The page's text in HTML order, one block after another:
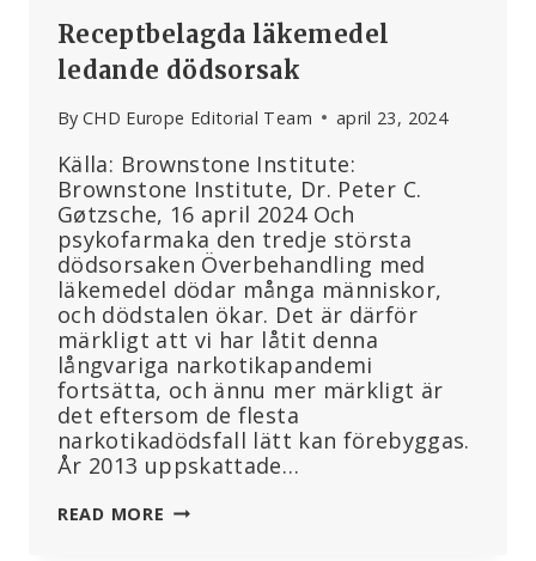
Receptbelagda läkemedel
ledande dödsorsak
By CHD Europe Editorial Team april 23, 2024
Källa: Brownstone Institute:
Brownstone Institute, Dr. Peter C.
Gøtzsche, 16 april 2024 Och
psykofarmaka den tredje största
dödsorsaken Överbehandling med
läkemedel dödar många människor,
och dödstalen ökar. Det är därför
märkligt att vi har låtit denna
långvariga narkotikapandemi
fortsätta, och ännu mer märkligt är
det eftersom de flesta
narkotikadödsfall lätt kan förebyggas.
År 2013 uppskattade…
READ MORE RECEPTBELAGDA